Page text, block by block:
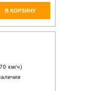
В КОРЗИНУ
км/ч)